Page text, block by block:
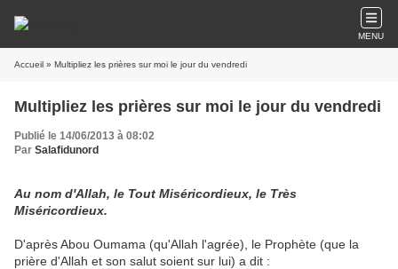
MENU
Accueil » Multipliez les prières sur moi le jour du vendredi
Multipliez les prières sur moi le jour du vendredi
Publié le 14/06/2013 à 08:02
Par Salafidunord
Au nom d'Allah, le Tout Miséricordieux, le Très
Miséricordieux.
D'après Abou Oumama (qu'Allah l'agrée), le Prophète (que la
prière d'Allah et son salut soient sur lui) a dit :